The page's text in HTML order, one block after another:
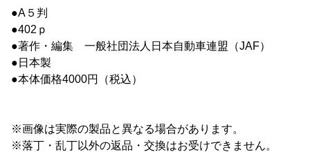
●A５判
●402ｐ
●著作・編集 一般社団法人日本自動車連盟（JAF）
●日本製
●本体価格4000円（税込）
※画像は実際の製品と異なる場合があります。
※落丁・乱丁以外の返品・交換はお受けできません。